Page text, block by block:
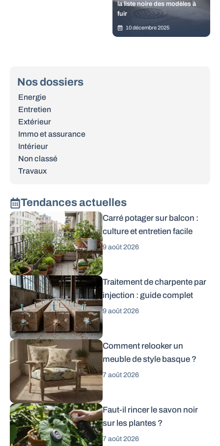
la liste noire des modèles à
fuir
10 décembre 2025
Nos dossiers
Energie
Entretien
Extérieur
Immo et assurance
Intérieur
Non classé
Travaux
Tendances actuelles
Carré potager sur balcon :
culture et entretien facile
9 août 2026
Traitement de charpente par
injection : guide complet
9 août 2026
Comment relooker un
meuble de style basque ?
7 août 2026
Faut-il rincer le savon noir
sur les plantes ?
7 août 2026